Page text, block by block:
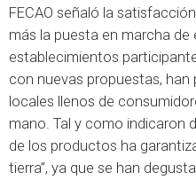
FECAO señaló la
más la puesta en marcha de
establecimientos
con nuevas propuestas,
locales llenos de
mano. Tal y como indicaron
de los productos ha
tierra”, ya que se han